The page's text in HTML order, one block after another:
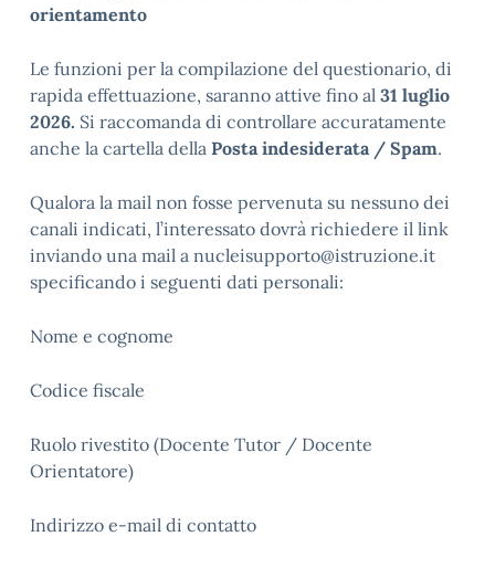
orientamento
Le funzioni per la compilazione del questionario, di
rapida effettuazione, saranno attive fino al 31 luglio
2026. Si raccomanda di controllare accuratamente
anche la cartella della Posta indesiderata / Spam.
Qualora la mail non fosse pervenuta su nessuno dei
canali indicati, l’interessato dovrà richiedere il link
inviando una mail a nucleisupporto@istruzione.it
specificando i seguenti dati personali:
Nome e cognome
Codice fiscale
Ruolo rivestito (Docente Tutor / Docente
Orientatore)
Indirizzo e-mail di contatto